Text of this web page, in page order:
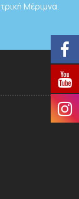
Μέριμνα.